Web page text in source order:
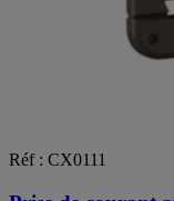
Réf : CX0111